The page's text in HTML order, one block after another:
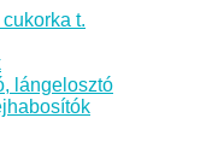
t.
lángelosztó